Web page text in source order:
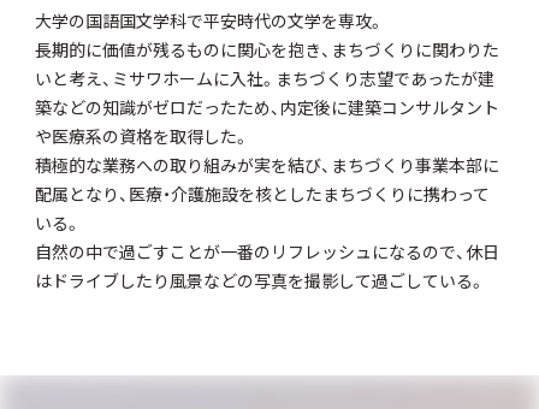
大学の国語国文学科で平安時代の文学を専攻。
長期的に価値が残るものに関心を抱き、まちづくりに関わりた
いと考え、ミサワホームに入社。まちづくり志望であったが建
築などの知識がゼロだったため、内定後に建築コンサルタント
や医療系の資格を取得した。
積極的な業務への取り組みが実を結び、まちづくり事業本部に
配属となり、医療・介護施設を核としたまちづくりに携わって
いる。
自然の中で過ごすことが一番のリフレッシュになるので、休日
はドライブしたり風景などの写真を撮影して過ごしている。